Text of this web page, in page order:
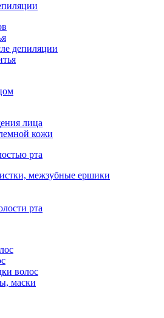
депиляции
лица
кожи
рта
межзубные ершики
рта
волос
маски